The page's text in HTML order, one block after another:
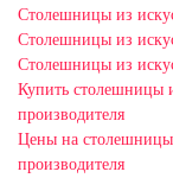
Столешницы из
Столешницы из
Столешницы из
Купить столешницы
производителя
Цены на столешницы
производителя